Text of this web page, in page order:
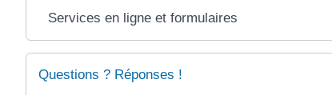
Services en ligne et formulaires
Questions ? Réponses !